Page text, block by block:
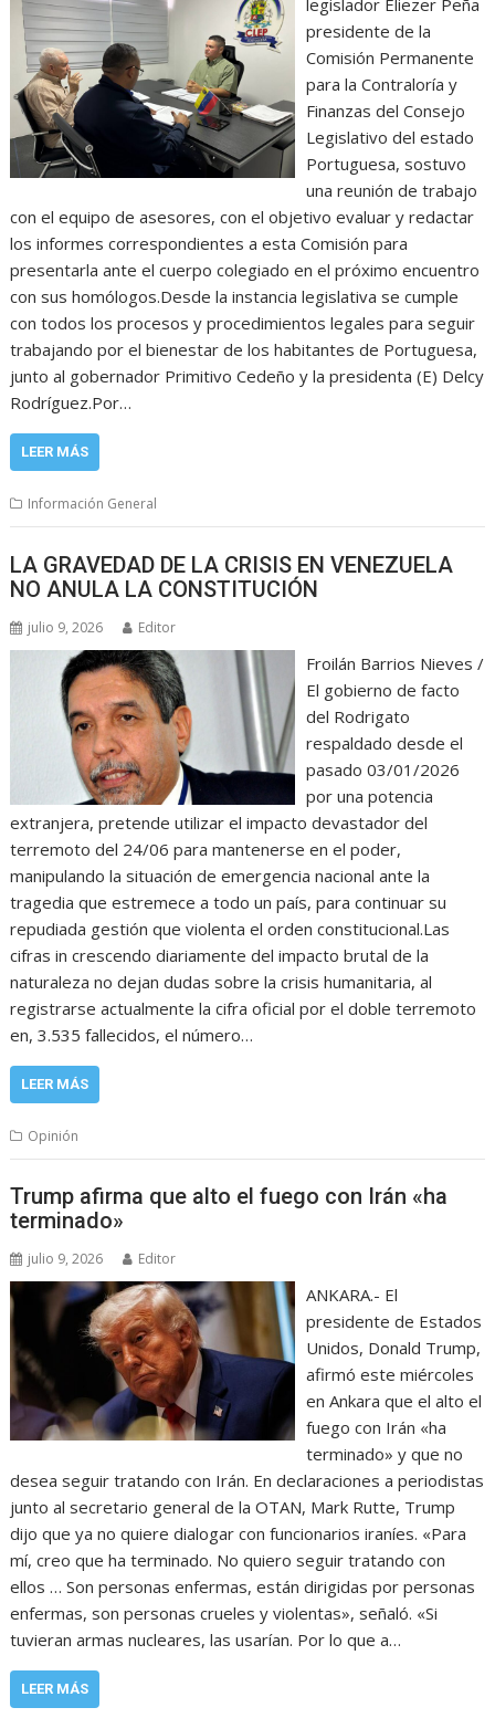
legislador Eliezer Peña
presidente de la
Comisión Permanente
para la Contraloría y
Finanzas del Consejo
Legislativo del estado
Portuguesa, sostuvo
una reunión de trabajo
con el equipo de asesores, con el objetivo evaluar y redactar
los informes correspondientes a esta Comisión para
presentarla ante el cuerpo colegiado en el próximo encuentro
con sus homólogos.Desde la instancia legislativa se cumple
con todos los procesos y procedimientos legales para seguir
trabajando por el bienestar de los habitantes de Portuguesa,
junto al gobernador Primitivo Cedeño y la presidenta (E) Delcy
Rodríguez.Por…
LEER MÁS
Información General
LA GRAVEDAD DE LA CRISIS EN VENEZUELA
NO ANULA LA CONSTITUCIÓN
julio 9, 2026 Editor
Froilán Barrios Nieves /
El gobierno de facto
del Rodrigato
respaldado desde el
pasado 03/01/2026
por una potencia
extranjera, pretende utilizar el impacto devastador del
terremoto del 24/06 para mantenerse en el poder,
manipulando la situación de emergencia nacional ante la
tragedia que estremece a todo un país, para continuar su
repudiada gestión que violenta el orden constitucional.Las
cifras in crescendo diariamente del impacto brutal de la
naturaleza no dejan dudas sobre la crisis humanitaria, al
registrarse actualmente la cifra oficial por el doble terremoto
en, 3.535 fallecidos, el número…
LEER MÁS
Opinión
Trump afirma que alto el fuego con Irán «ha
terminado»
julio 9, 2026 Editor
ANKARA.- El
presidente de Estados
Unidos, Donald Trump,
afirmó este miércoles
en Ankara que el alto el
fuego con Irán «ha
terminado» y que no
desea seguir tratando con Irán. En declaraciones a periodistas
junto al secretario general de la OTAN, Mark Rutte, Trump
dijo que ya no quiere dialogar con funcionarios iraníes. «Para
mí, creo que ha terminado. No quiero seguir tratando con
ellos … Son personas enfermas, están dirigidas por personas
enfermas, son personas crueles y violentas», señaló. «Si
tuvieran armas nucleares, las usarían. Por lo que a…
LEER MÁS